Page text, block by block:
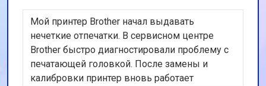
Мой принтер Brother начал выдавать
нечеткие отпечатки. В сервисном центре
Brother быстро диагностировали проблему с
печатающей головкой. После замены и
калибровки принтер вновь работает